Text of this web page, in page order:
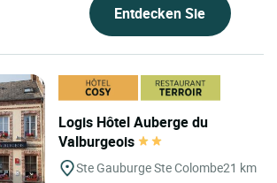
Entdecken Sie
Logis Hôtel Auberge du
Valburgeois
Ste Gauburge Ste Colombe21 km